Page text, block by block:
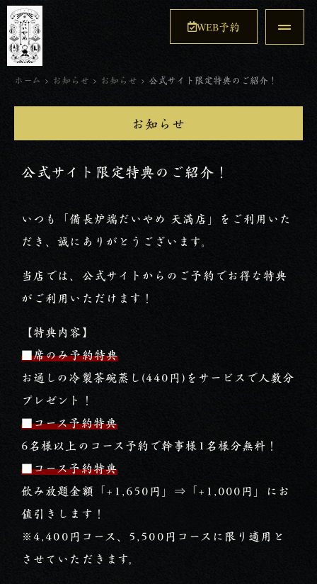
WEB予約
ホーム > お知らせ > お知らせ > 公式サイト限定特典のご紹介！
お知らせ
公式サイト限定特典のご紹介！
いつも「備長炉端だいやめ 天満店」をご利用いた
だき、誠にありがとうございます。
当店では、公式サイトからのご予約でお得な特典
がご利用いただけます！
【特典内容】
■席のみ予約特典
お通しの冷製茶碗蒸し(440円)をサービスで人数分
プレゼント！
■コース予約特典
6名様以上のコース予約で幹事様1名様分無料！
■コース予約特典
飲み放題金額「+1,650円」⇒「+1,000円」にお
値引きします！
※4,400円コース、5,500円コースに限り適用と
させていただきます。